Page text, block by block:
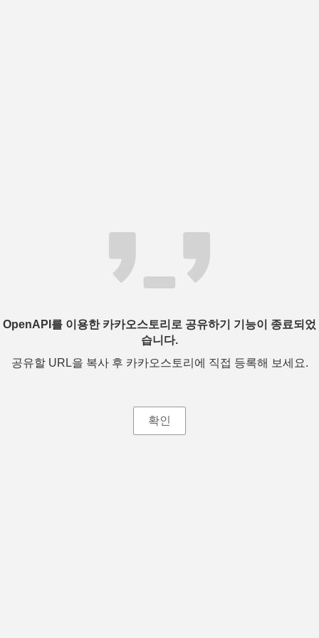
OpenAPI를 이용한 카카오스토리로 공유하기 기능이 종료되었
습니다.
공유할 URL을 복사 후 카카오스토리에 직접 등록해 보세요.
확인